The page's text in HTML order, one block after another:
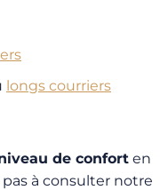
longs courriers
de confort en
pas à consulter notre